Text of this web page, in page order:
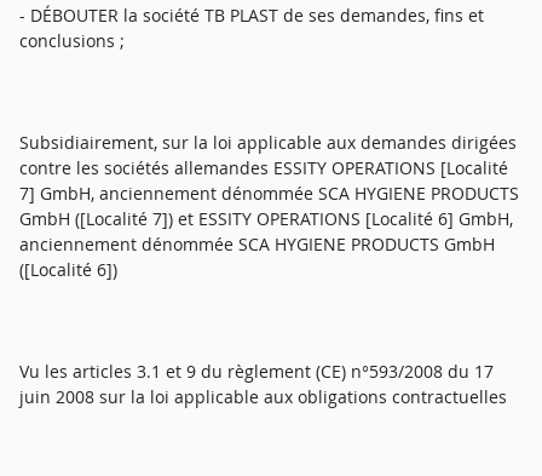
- DÉBOUTER la société TB PLAST de ses demandes, fins et
conclusions ;
Subsidiairement, sur la loi applicable aux demandes dirigées
contre les sociétés allemandes ESSITY OPERATIONS [Localité
7] GmbH, anciennement dénommée SCA HYGIENE PRODUCTS
GmbH ([Localité 7]) et ESSITY OPERATIONS [Localité 6] GmbH,
anciennement dénommée SCA HYGIENE PRODUCTS GmbH
([Localité 6])
Vu les articles 3.1 et 9 du règlement (CE) n°593/2008 du 17
juin 2008 sur la loi applicable aux obligations contractuelles